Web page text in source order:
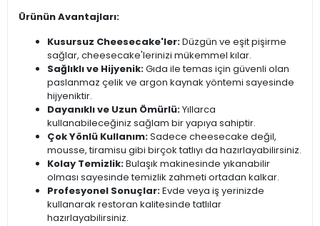
Ürünün Avantajları:
Kusursuz Cheesecake'ler:Düzgün ve eşit pişirme
sağlar, cheesecake'lerinizi mükemmel kılar.
Sağlıklı ve Hijyenik:Gıda ile temas için güvenli olan
paslanmaz çelik ve argon kaynak yöntemi sayesinde
hijyeniktir.
Dayanıklı ve Uzun Ömürlü:Yıllarca
kullanabileceğiniz sağlam bir yapıya sahiptir.
Çok Yönlü Kullanım:Sadece cheesecake değil,
mousse, tiramisu gibi birçok tatlıyı da hazırlayabilirsiniz.
Kolay Temizlik:Bulaşık makinesinde yıkanabilir
olması sayesinde temizlik zahmeti ortadan kalkar.
Profesyonel Sonuçlar:Evde veya iş yerinizde
kullanarak restoran kalitesinde tatlılar
hazırlayabilirsiniz.